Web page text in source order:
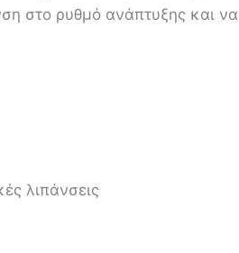
στο ρυθμό ανάπτυξης και
λιπάνσεις